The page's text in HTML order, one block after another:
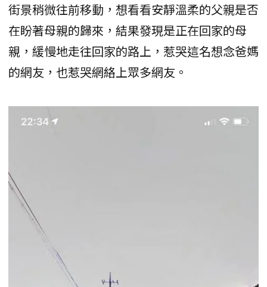
街景稍微往前移動，想看看安靜溫柔的父親是否
在盼著母親的歸來，結果發現是正在回家的母
親，緩慢地走往回家的路上，惹哭這名想念爸媽
的網友，也惹哭網絡上眾多網友。